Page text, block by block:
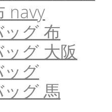
navy
グ 布
グ 大阪
グ
グ 馬